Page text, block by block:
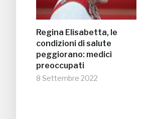
Regina Elisabetta, le
condizioni di salute
peggiorano: medici
preoccupati
8 Settembre 2022